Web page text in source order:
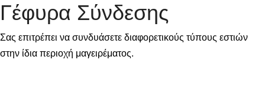
Γέφυρα Σύνδεσης
Σας επιτρέπει να συνδυάσετε διαφορετικούς τύπους εστιών
στην ίδια περιοχή μαγειρέματος.